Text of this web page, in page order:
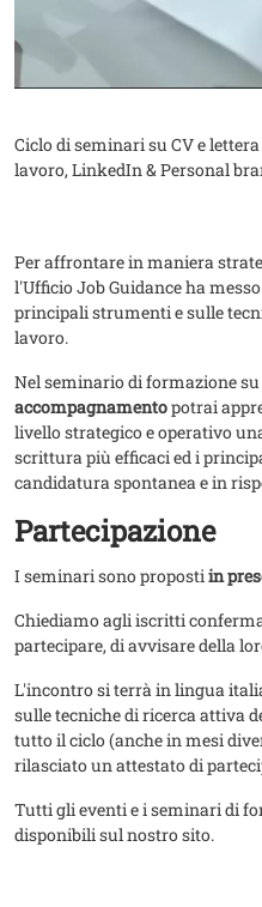
Ciclo di seminari su CV e
lavoro, LinkedIn & Personal
Per affrontare in maniera
l'Ufficio Job Guidance ha
principali strumenti e sulle
lavoro.
Nel seminario di formazione su
accompagnamentopotrai
livello strategico e operativo
scrittura più efficaci ed i
candidatura spontanea e in
Partecipazione
I seminari sono propostiin
Chiediamo agli iscritti
partecipare, di avvisare della
L'incontro si terrà in lingua
sulle tecniche di ricerca attiva
tutto il ciclo (anche in mesi
rilasciato un attestato di
​Tutti gli eventi e i seminari di
disponibili sul nostro sito.